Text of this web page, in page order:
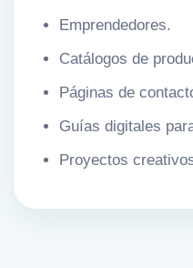
Emprendedores.
Catálogos de
Páginas de
Guías digitales
Proyectos